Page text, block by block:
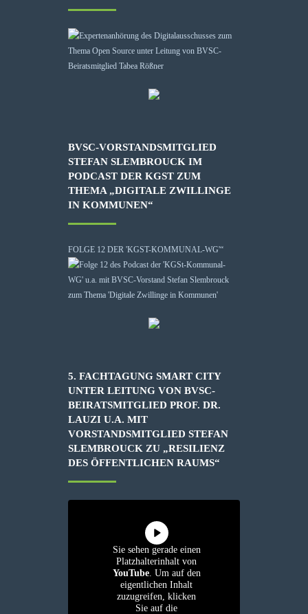
BVSC-VORSTANDSMITGLIED
STEFAN SLEMBROUCK IM
PODCAST DER KGST ZUM
THEMA „DIGITALE ZWILLINGE
IN KOMMUNEN“
FOLGE 12 DER 'KGST-KOMMUNAL-WG'“
5. FACHTAGUNG SMART CITY
UNTER LEITUNG VON BVSC-
BEIRATSMITGLIED PROF. DR.
LAUZI U.A. MIT
VORSTANDSMITGLIED STEFAN
SLEMBROUCK ZU „RESILIENZ
DES ÖFFENTLICHEN RAUMS“
Sie sehen gerade einen
Platzhalterinhalt von
YouTube. Um auf den
eigentlichen Inhalt
zuzugreifen, klicken
Sie auf die